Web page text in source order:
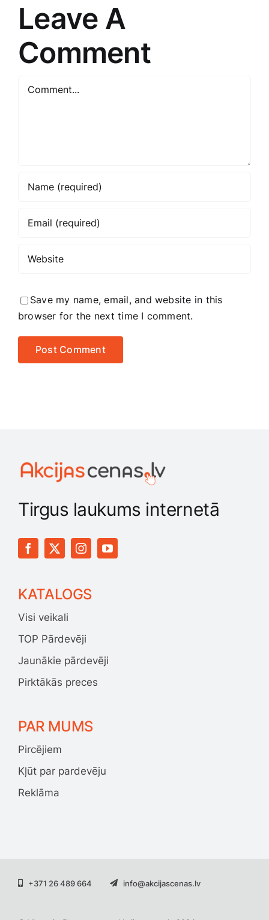
Leave A
Comment
Comment
Save my name, email, and website in this
browser for the next time I comment.
Tirgus laukums internetā
KATALOGS
Visi veikali
TOP Pārdevēji
Jaunākie pārdevēji
Pirktākās preces
PAR MUMS
Pircējiem
Kļūt par pardevēju
Reklāma
+371 26 489 664 info@akcijascenas.lv